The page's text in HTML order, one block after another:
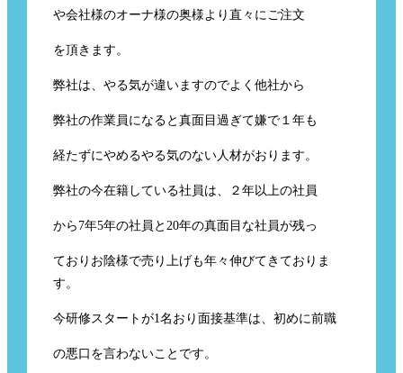
や会社様のオーナ様の奥様より直々にご注文
を頂きます。
弊社は、やる気が違いますのでよく他社から
弊社の作業員になると真面目過ぎて嫌で１年も
経たずにやめるやる気のない人材がおります。
弊社の今在籍している社員は、２年以上の社員
から7年5年の社員と20年の真面目な社員が残っ
ておりお陰様で売り上げも年々伸びてきておりま
す。
今研修スタートが1名おり面接基準は、初めに前職
の悪口を言わないことです。